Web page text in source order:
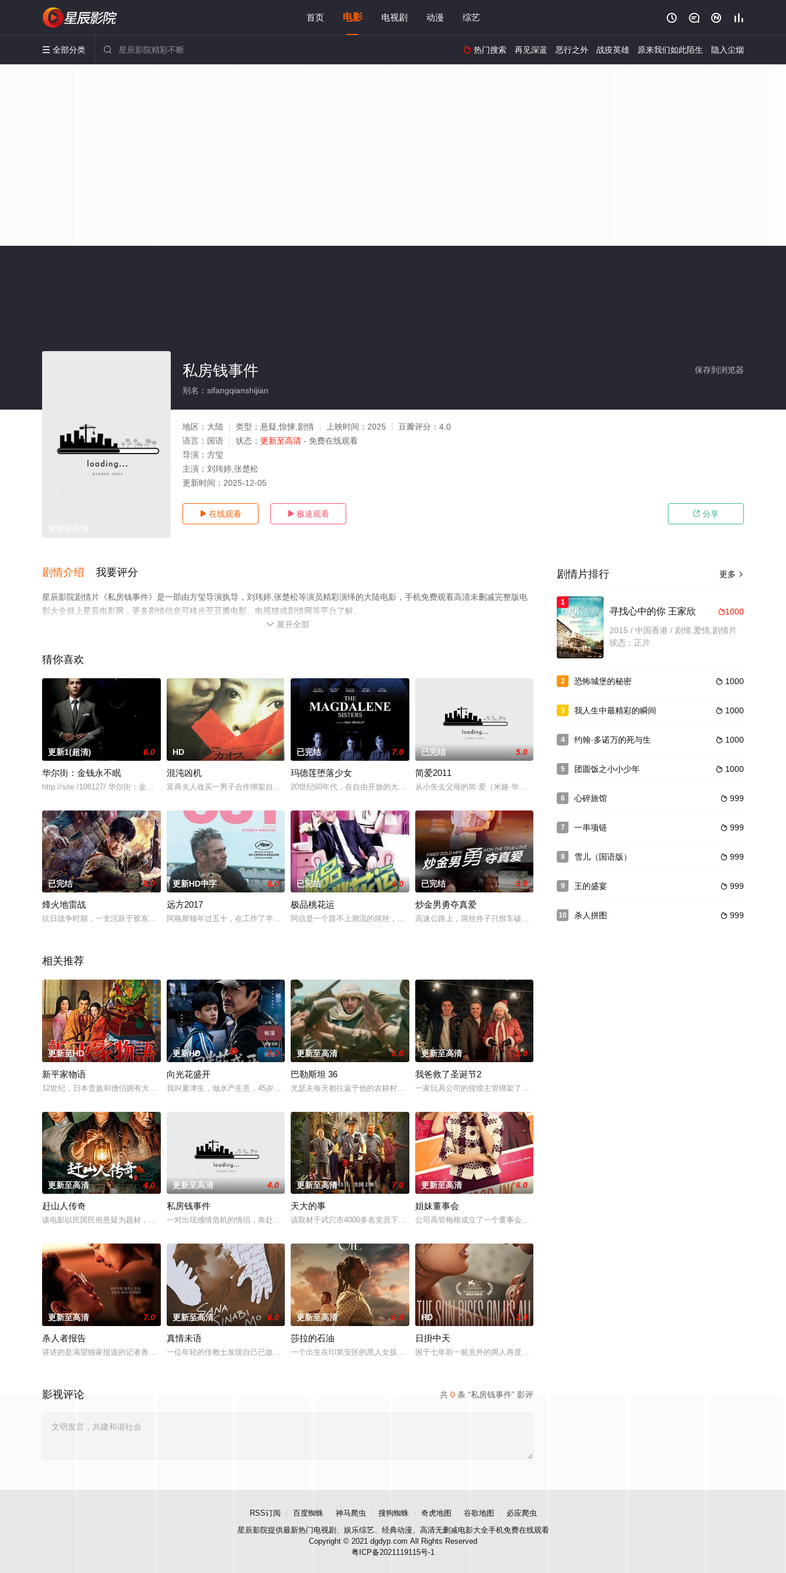
首页 电影 电视剧 动漫 综艺    
 全部分类   热门搜索 再见深蓝 恶行之外 战疫英雄 原来我们如此陌生 隐入尘烟
保存到浏览器
私房钱事件
别名：sifangqianshijian
地区： 大陆 类型： 悬疑,惊悚,剧情 上映时间： 2025 豆瓣评分： 4.0
语言： 国语 状态： 更新至高清 - 免费在线观看
导演： 方玺
主演： 刘玮婷,张楚松
更新时间： 2025-12-05
 在线观看  极速观看  分享
剧情介绍 我要评分
星辰影院剧情片《私房钱事件》是一部由方玺导演执导，刘玮婷,张楚松等演员精彩演绎的大陆电影，手机免费观看高清未删减完整版电
影大全就上星辰电影网，更多剧情信息可移步至豆瓣电影、电视猫或剧情网等平台了解。
 展开全部
猜你喜欢
更新1(超清) 6.0
华尔街：金钱永不眠
http://site./108127/ 华尔街：金钱永不眠 小站2001年，昔日叱咤华尔街的戈登（迈克尔•道格拉
HD 4.0
混沌凶机
富商夫人收买一男子合作绑架自己，布局查探丈夫婚外情，谁知有人弄假成真，步步为营的紧张度，组合耐人寻味的真相。
已完结 7.0
玛德莲堕落少女
20世纪60年代，在自由开放的大环境下，古老的爱尔兰仍保持着古板和保守的风气。在这里，所有被认为堕落的女孩都要被送
已完结 5.0
简爱2011
从小失去父母的简·爱（米娅·华希科沃斯卡 Mia Wasikowska 饰）寄居在舅妈家，自幼受尽表兄（克雷格·罗
已完结 5.0
烽火地雷战
抗日战争时期，一支活跃于胶东地区的民兵队伍，在队长于虎的带领下，运用手中的地雷，保卫家乡对抗日军，民众称他们为“胶
更新HD中字 8.0
远方2017
阿格斯顿年过五十，在工作了半辈子的能源工厂大裁员中，不幸失去了饭碗。怀着渺茫的希望，他悠闲的穿越东欧希望找到一份工
已完结 4.0
极品桃花运
阿信是一个跟不上潮流的屌丝，自从买了一个二手手机后就迷上了微信和自拍，因为家人总是催婚，好友阿勇和郝健就帮他介绍了
已完结 9.0
炒金男勇夺真爱
高速公路上，屌丝佟子只恨车破，穷追前面的奔驰，豪车内思豪百般挑逗林歆，追至别墅前思豪痛殴佟子。佟
相关推荐
更新至HD 9.0
新平家物语
12世纪，日本贵族和僧侣拥有大片土地，并免除赋税，而国内经济如大厦将倾，岌岌可危。京都秩序一片混乱，地方灾难频发，
更新HD 7.0
向光花盛开
我叫夏津生，做水产生意，45岁那年我儿子跳楼自杀了，他死后第37天我进了他所有的群，我发现里面全都是有抑郁倾向企图
更新至高清 8.0
巴勒斯坦 36
尤瑟夫每天都往返于他的农耕村庄巴斯玛和他在耶路撒冷城里的工作之间，满怀热情地努力在瞬息万变的现代世界中寻找自己的位
更新至高清 1.0
我爸救了圣诞节2
一家玩具公司的狡猾主管绑架了圣诞老人，这对父子必须挺身而出，营救圣诞老人，拯救圣诞节。
更新至高清 4.0
赶山人传奇
该电影以民国民俗悬疑为题材，讲述了一个二十年前的悲剧，以及二十年后的探秘之旅。在二十年前，龙二奎（由刘交心扮演）在
更新至高清 4.0
私房钱事件
一对出现感情危机的情侣，奔赴荒山深处的度假屋，展开浪漫之旅。然而各怀心事的两人彼此设计，意外被卷入一场绑架与追杀。
更新至高清 7.0
天大的事
该取材于武穴市4000多名党员下社区、进小区，通过党建引领老旧小区改造的故事：建于上世纪七、八十年代的老油厂小区，
更新至高清 6.0
姐妹董事会
公司高管梅根成立了一个董事会，以改善她妹妹混乱的生活，并与一位心理学教授坠入爱河，后者发现了她强
更新至高清 7.0
杀人者报告
讲述的是渴望独家报道的记者善珠（曹汝贞 饰）对杀害了11人的连环杀人犯泳勋（郑成日 饰）提出特别采访后发生的故事。
更新至高清 6.0
真情未语
一位年轻的传教士发现自己已故父亲保守多年的秘密，于是从菲律宾前往西班牙去寻找父亲的禁忌之爱。
更新至高清 6.0
莎拉的石油
一个出生在印第安区的黑人女孩意外继承了一片充满石油的土地，汹涌的黑金下，她将面对攫取、迫害、偏见、中伤，并用她的意
HD 3.0
日掛中天
困于七年前一桩意外的两人再度相遇，美云（辛芷蕾 饰）与葆树（张颂文 饰）开始了一段爱恨交织、扭曲而
共 0 条 “私房钱事件” 影评
影视评论
更多 
剧情片排行
1
1000
寻找心中的你 王家欣
2015 / 中国香港 / 剧情,爱情,剧情片
状态：正片
2  1000
恐怖城堡的秘密
3  1000
我人生中最精彩的瞬间
4  1000
约翰·多诺万的死与生
5  1000
团圆饭之小小少年
6  999
心碎旅馆
7  999
一串项链
8  999
雪儿（国语版）
9  999
王的盛宴
10  999
杀人拼图
RSS订阅 百度蜘蛛 神马爬虫 搜狗蜘蛛 奇虎地图 谷歌地图
必应爬虫
星辰影院提供最新热门电视剧、娱乐综艺、经典动漫、高清无删减电影大全手机免费在线观看
Copyright © 2021 dgdyp.com All Rights Reserved
粤ICP备2021119115号-1